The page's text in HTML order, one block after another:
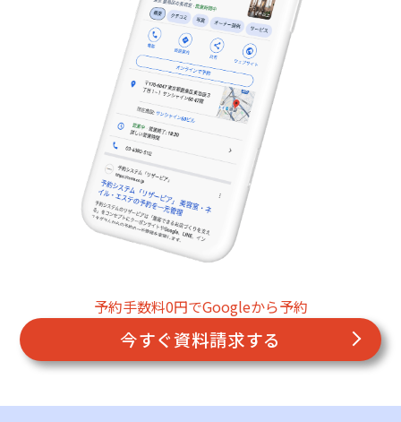
予約手数料0円でGoogleから予約
今すぐ資料請求する